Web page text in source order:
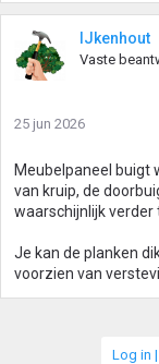
IJkenhout
Vaste
25 jun 2026
Meubelpaneel buigt
van kruip, de
waarschijnlijk
Je kan de planken
voorzien van
Log in